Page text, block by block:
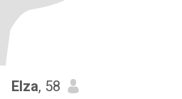
Elza, 58